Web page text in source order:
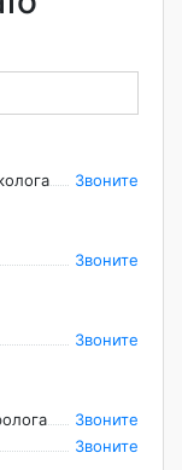
Звоните
Звоните
Звоните
Звоните
Звоните